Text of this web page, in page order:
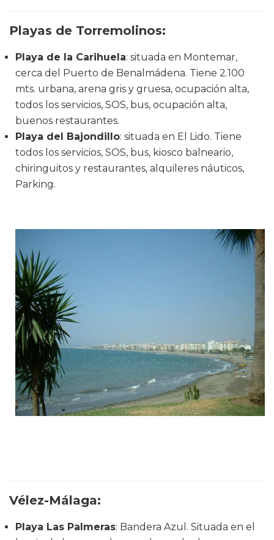
Playas de Torremolinos:
Playa de la Carihuela: situada en Montemar,
cerca del Puerto de Benalmádena. Tiene 2.100
mts. urbana, arena gris y gruesa, ocupación alta,
todos los servicios, SOS, bus, ocupación alta,
buenos restaurantes.
Playa del Bajondillo: situada en El Lido. Tiene
todos los servicios, SOS, bus, kiosco balneario,
chiringuitos y restaurantes, alquileres náuticos,
Parking.
Vélez-Málaga:
Playa Las Palmeras: Bandera Azul. Situada en el